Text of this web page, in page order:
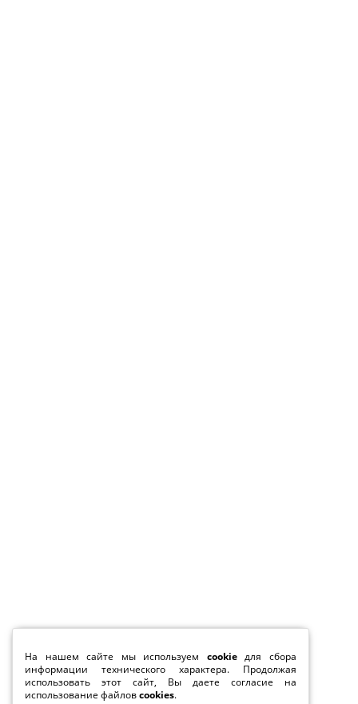
На нашем сайте мы используем cookieдля сбора
информации технического характера. Продолжая
использовать этот сайт, Вы даете согласие на
использование файловcookies.